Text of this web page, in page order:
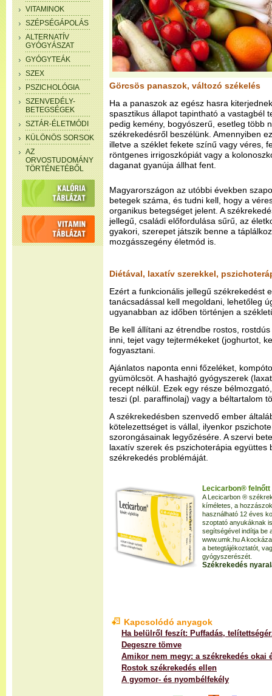
VITAMINOK
SZÉPSÉGÁPOLÁS
ALTERNATÍV
GYÓGYÁSZAT
GYÓGYTEÁK
SZEX
PSZICHOLÓGIA
SZENVEDÉLY-
BETEGSÉGEK
SZTÁR-ÉLETMÓDI
KÜLÖNÖS SORSOK
AZ
ORVOSTUDOMÁNY
TÖRTÉNETÉBŐL
Görcsös panaszok, változó székelés
Ha a panaszok az egész hasra
spasztikus állapot tapintható a vastagbél
pedig kemény, bogyószerű, esetleg több
székrekedésről beszélünk. Amennyiben
illetve a széklet fekete színű vagy véres,
röntgenes irrigoszkópiát vagy a
daganat gyanúja állhat fent.
Magyarországon az utóbbi években
betegek száma, és tudni kell, hogy a
organikus betegséget jelent. A
jellegű, családi előfordulása sűrű, az
gyakori, szerepet játszik benne a
mozgásszegény életmód is.
Diétával, laxatív szerekkel,
Ezért a funkcionális jellegű székrekedést
tanácsadással kell megoldani, lehetőleg
ugyanabban az időben történjen a
Be kell állítani az étrendbe rostos,
inni, tejet vagy tejtermékeket (joghurtot,
fogyasztani.
Ajánlatos naponta enni főzeléket,
gyümölcsöt. A hashajtó gyógyszerek
recept nélkül. Ezek egy része
teszi (pl. paraffinolaj) vagy a béltartalom
A székrekedésben szenvedő ember
kötelezettséget is vállal, ilyenkor
szorongásainak legyőzésére. A szervi
laxatív szerek és pszichoterápia együttes
székrekedés problémáját.
Lecicarbon® felnőtt
A Lecicarbon ®
kíméletes, a
használható 12 éves
szoptató anyukáknak
segítségével indítja be
www.umk.hu A
a betegtájékoztatót,
gyógyszerészét.
Székrekedés
Kapcsolódó anyagok
Ha belülről feszít: Puffadás,
Degeszre tömve
Amikor nem megy: a székrekedés okai
Rostok székrekedés ellen
A gyomor- és nyombélfekély